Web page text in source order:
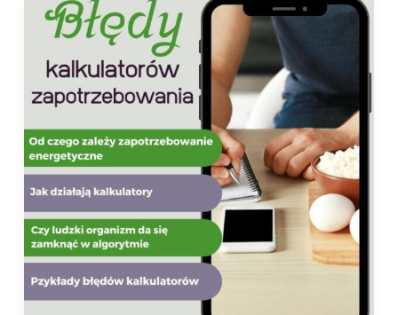
kalkulatorów
zapotrzebowania
energetycznego